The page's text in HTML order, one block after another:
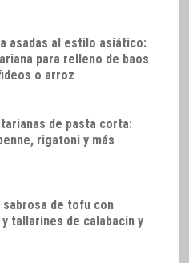
asadas al estilo asiático:
para relleno de baos
o arroz
de pasta corta:
rigatoni y más
de tofu con
tallarines de calabacín y